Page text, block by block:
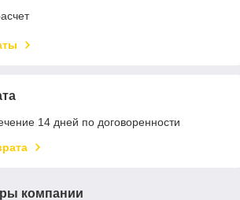
14 дней по договоренности
компании